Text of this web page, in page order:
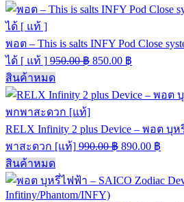
พอต – This is salts INFY Pod Close
ได้ [ แท้ ] 950.00฿ 850.00 ฿
สินค้าหมด
RELX Infinity 2 plus Device – พอต
พาสะดวก [แท้] 990.00฿ 890.00 ฿
สินค้าหมด